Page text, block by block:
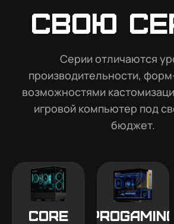
свою
Серии отличаются
производительности,
возможностями
игровой компьютер под
бюджет.
Core Progaming